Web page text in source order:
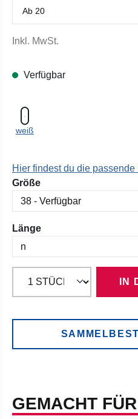
Ab 20
Inkl. MwSt.
Verfügbar
weiß
Hier findest du die passende
Größeauswählen
Längeauswählen
IN
GEMACHT